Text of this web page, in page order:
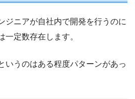
ジニアが自社内で開発を行うのに
一定数存在します。
いうのはある程度パターンがあっ